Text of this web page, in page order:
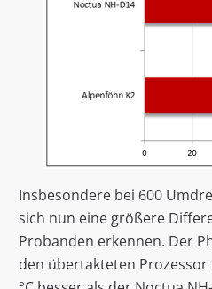
Insbesondere bei 600
sich nun eine größere
Probanden erkennen. Der
den übertakteten Prozessor